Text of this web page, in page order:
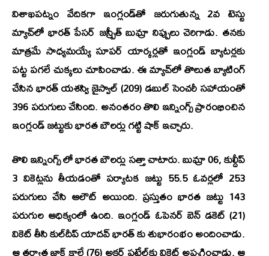
విశాఖపట్నం వేదికగా ఇంగ్లండ్‌తో జరుగుతున్న 2వ టెస్టు
మ్యాచ్‌లో భారత్ పేసర్ జస్ప్రీత్ బుమ్రా నిప్పులు చెరిగాడు. తనకు
మాత్రమే సాధ్యమయ్యే సూపర్‌ యార్కర్లతో ఇంగ్లండ్‌ బ్యాటర్లకు
పట్ట పగలే చుక్కలు చూపించాడు. ఈ మ్యాచ్‌లో తొలుత బ్యాటింగ్
చేసిన భారత్ యశస్వి జైస్వాల్ (209) డబుల్ సెంచరీ సహాయంతో
396 పరుగులు చేసింది. అనంతరం తొలి ఇన్నింగ్స్ ప్రారంభించిన
ఇంగ్లండ్ జట్టుకు భారత బౌలర్లు గట్టి షాక్‌ ఇచ్చారు.
తొలి ఇన్నింగ్స్ లో భారత బౌలర్లు సత్తా చాటారు. బుమ్రా 06, కుల్దీప్
3 వికెట్లను తీయడంతో పర్యాటక జట్టు 55.5 ఓవర్లలో 253
పరుగులు చేసి ఆలౌట్ అయింది. ప్రస్తుతం భారత జట్టు 143
పరుగుల ఆధిక్యంలో ఉంది. ఇంగ్లండ్‌ ఓపెనర్‌ బెన్‌ డకెట్‌ (21)
వికెట్‌ తీసి కుల్‌దీప్‌ యాదవ్‌ భారత్ కు శుభారంభం అందించాడు.